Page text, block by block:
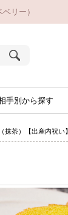
リー）
手別から探す
抹茶）【出産内祝い】